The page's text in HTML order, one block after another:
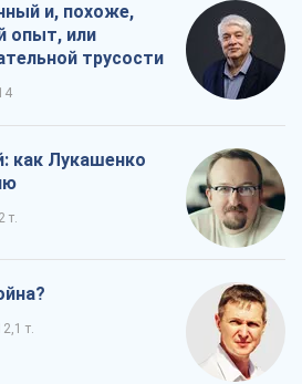
и, похоже,
опыт, или
трусости
как Лукашенко
т.
т.